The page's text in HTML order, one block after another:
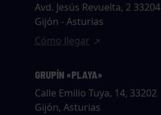
Avd. Jesús Revuelta, 2 33204
Gijón - Asturias
Cómo llegar
GRUPÍN «PLAYA»
Calle Emilio Tuya, 14, 33202
Gijón, Asturias